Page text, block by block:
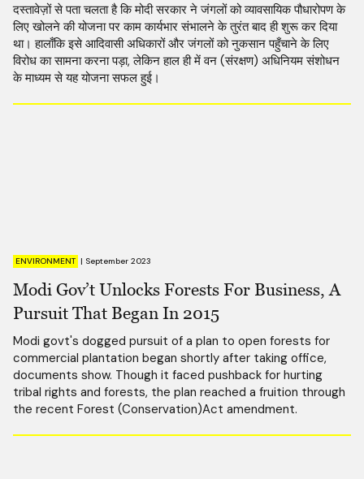
दस्तावेज़ों से पता चलता है कि मोदी सरकार ने जंगलों को व्यावसायिक पौधारोपण के
लिए खोलने की योजना पर काम कार्यभार संभालने के तुरंत बाद ही शुरू कर दिया
था। हालाँकि इसे आदिवासी अधिकारों और जंगलों को नुकसान पहुँचाने के लिए
विरोध का सामना करना पड़ा, लेकिन हाल ही में वन (संरक्षण) अधिनियम संशोधन
के माध्यम से यह योजना सफल हुई।
ENVIRONMENT | September 2023
Modi Gov’t Unlocks Forests For Business, A
Pursuit That Began In 2015
Modi govt's dogged pursuit of a plan to open forests for
commercial plantation began shortly after taking office,
documents show. Though it faced pushback for hurting
tribal rights and forests, the plan reached a fruition through
the recent Forest (Conservation)Act amendment.